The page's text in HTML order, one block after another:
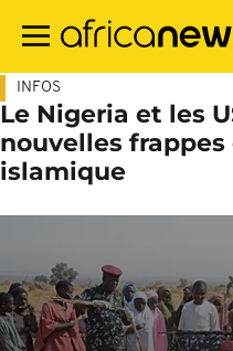
contenu
INFOS
Le Nigeria et les
nouvelles
islamique